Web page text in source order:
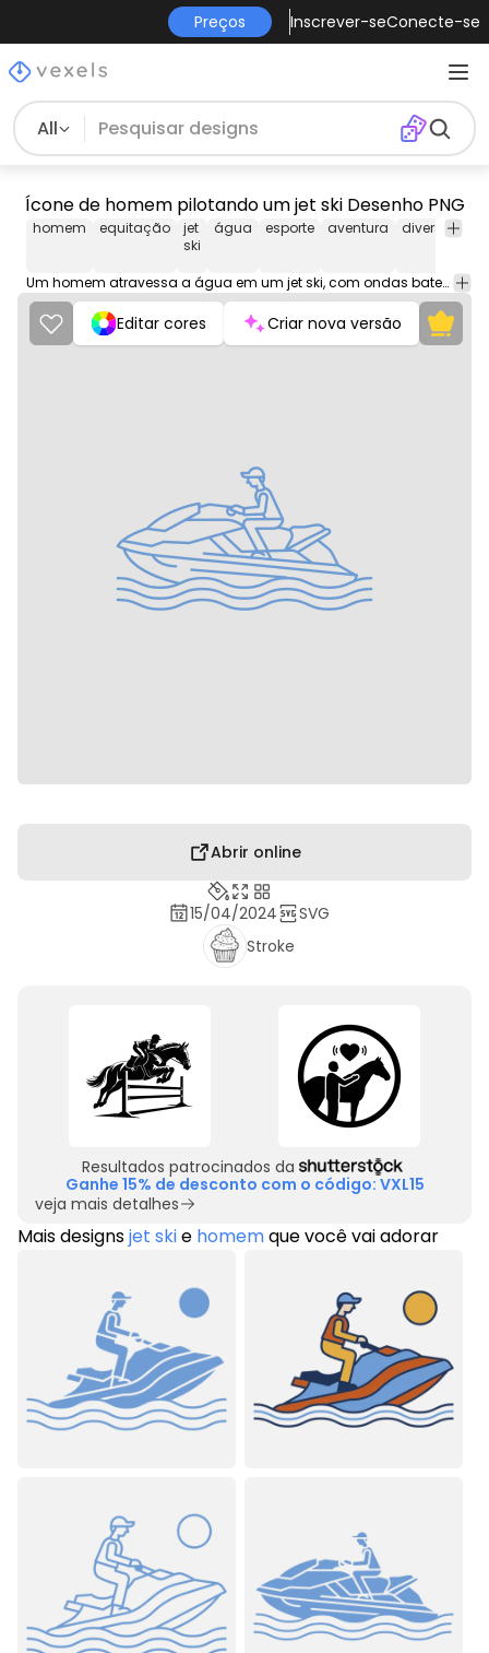
Preços Inscrever-seConecte-se
All
Ícone de homem pilotando um jet ski Desenho PNG
homem equitação
jet
ski
água esporte aventura diversão
Um homem atravessa a água em um jet ski, com ondas batendo atrás dele enquanto ele aproveita um passeio cheio de adrenalina.
Editar cores Criar nova versão
Abrir online
15/04/2024
SVG
Stroke
Resultados patrocinados da
Ganhe 15% de desconto com o código: VXL15
veja mais detalhes
Mais designsjet skie homemque você vai adorar